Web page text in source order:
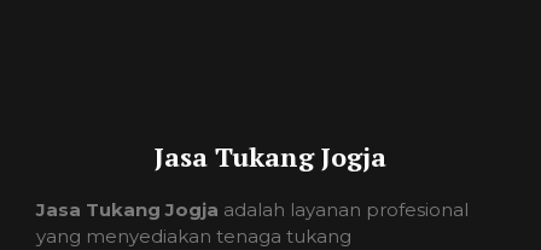
Jasa Tukang Jogja
Jasa Tukang Jogja adalah layanan profesional
yang menyediakan tenaga tukang